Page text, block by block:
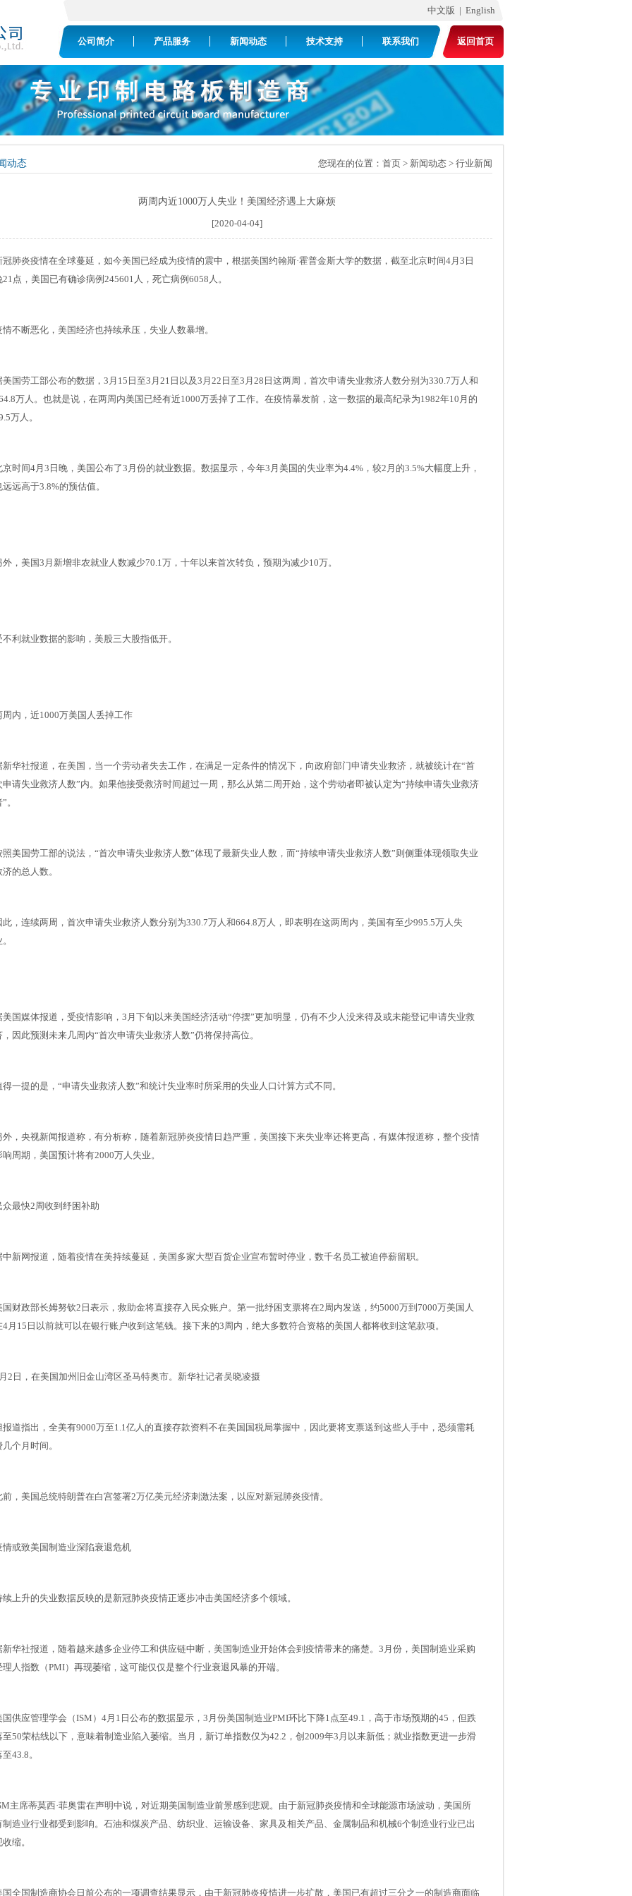
English
中文版 |
公司简介 产品服务 新闻动态 技术支持 联系我们 返回首页
动态 您现在的位置： 首页 > 新闻动态 > 行业新闻
两周内近1000万人失业！美国经济遇上大麻烦
[2020-04-04]
冠肺炎疫情在全球蔓延，如今美国已经成为疫情的震中，根据美国约翰斯·霍普金斯大学的数据，截至北京时间4月3日
21点，美国已有确诊病例245601人，死亡病例6058人。
情不断恶化，美国经济也持续承压，失业人数暴增。
美国劳工部公布的数据，3月15日至3月21日以及3月22日至3月28日这两周，首次申请失业救济人数分别为330.7万人和
万人。也就是说，在两周内美国已经有近1000万丢掉了工作。在疫情暴发前，这一数据的最高纪录为1982年10月的
万人。
京时间4月3日晚，美国公布了3月份的就业数据。数据显示，今年3月美国的失业率为4.4%，较2月的3.5%大幅度上升，
远远高于3.8%的预估值。
外，美国3月新增非农就业人数减少70.1万，十年以来首次转负，预期为减少10万。
不利就业数据的影响，美股三大股指低开。
周内，近1000万美国人丢掉工作
新华社报道，在美国，当一个劳动者失去工作，在满足一定条件的情况下，向政府部门申请失业救济，就被统计在“首
申请失业救济人数”内。如果他接受救济时间超过一周，那么从第二周开始，这个劳动者即被认定为“持续申请失业救济
。
照美国劳工部的说法，“首次申请失业救济人数”体现了最新失业人数，而“持续申请失业救济人数”则侧重体现领取失业
济的总人数。
此，连续两周，首次申请失业救济人数分别为330.7万人和664.8万人，即表明在这两周内，美国有至少995.5万人失
美国媒体报道，受疫情影响，3月下旬以来美国经济活动“停摆”更加明显，仍有不少人没来得及或未能登记申请失业救
，因此预测未来几周内“首次申请失业救济人数”仍将保持高位。
得一提的是，“申请失业救济人数”和统计失业率时所采用的失业人口计算方式不同。
外，央视新闻报道称，有分析称，随着新冠肺炎疫情日趋严重，美国接下来失业率还将更高，有媒体报道称，整个疫情
响周期，美国预计将有2000万人失业。
众最快2周收到纾困补助
中新网报道，随着疫情在美持续蔓延，美国多家大型百货企业宣布暂时停业，数千名员工被迫停薪留职。
国财政部长姆努钦2日表示，救助金将直接存入民众账户。第一批纾困支票将在2周内发送，约5000万到7000万美国人
4月15日以前就可以在银行账户收到这笔钱。接下来的3周内，绝大多数符合资格的美国人都将收到这笔款项。
2日，在美国加州旧金山湾区圣马特奥市。新华社记者吴晓凌摄
报道指出，全美有9000万至1.1亿人的直接存款资料不在美国国税局掌握中，因此要将支票送到这些人手中，恐须需耗
几个月时间。
前，美国总统特朗普在白宫签署2万亿美元经济刺激法案，以应对新冠肺炎疫情。
情或致美国制造业深陷衰退危机
续上升的失业数据反映的是新冠肺炎疫情正逐步冲击美国经济多个领域。
新华社报道，随着越来越多企业停工和供应链中断，美国制造业开始体会到疫情带来的痛楚。3月份，美国制造业采购
理人指数（PMI）再现萎缩，这可能仅仅是整个行业衰退风暴的开端。
国供应管理学会（ISM）4月1日公布的数据显示，3月份美国制造业PMI环比下降1点至49.1，高于市场预期的45，但跌
至50荣枯线以下，意味着制造业陷入萎缩。当月，新订单指数仅为42.2，创2009年3月以来新低；就业指数更进一步滑
43.8。
主席蒂莫西·菲奥雷在声明中说，对近期美国制造业前景感到悲观。由于新冠肺炎疫情和全球能源市场波动，美国所
制造业行业都受到影响。石油和煤炭产品、纺织业、运输设备、家具及相关产品、金属制品和机械6个制造业行业已出
缩。
国全国制造商协会日前公布的一项调查结果显示，由于新冠肺炎疫情进一步扩散，美国已有超过三分之一的制造商面临